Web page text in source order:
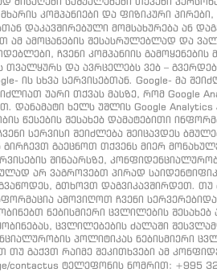
კომპანიები და ფიზიკური
დაკავშირებული მომსახურება ან
ამ ამოცანების შესასრულებლად და
ჩვენი კომპანიის
თვალყურს და ავრცელებს ვებ –
ის სხვა სერვისებთან. Google- მა
უარი თქვას მასზე, რომ Google
დანამატი ხელს უშლის Google Analytics
წესების შესახებ დამატებითი
სერვისი შეიძლება შეიცავდეს
გაეცნოთ თქვენს მიერ
შინაარსზე,
არ ვაგროვებთ პირად
გთხოვთ დაგვიკავშირდეთ. თუ
ამოვიღოთ ჩვენი
ნებისმიერი ცვლილების შესახებ
ცვლილებების ძალაში
პოლიტიკას ნებისმიერი
გაქვთ რაიმე შეკითხვები ამ
contactus ტელეფონის ნომრით: +995